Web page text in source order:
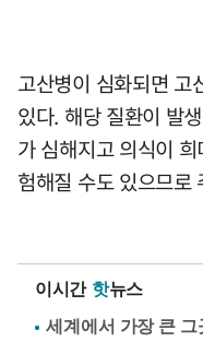
고산병이 심화되면 고
있다. 해당 질환이 발
가 심해지고 의식이
험해질 수도 있으므로
이시간 핫뉴스